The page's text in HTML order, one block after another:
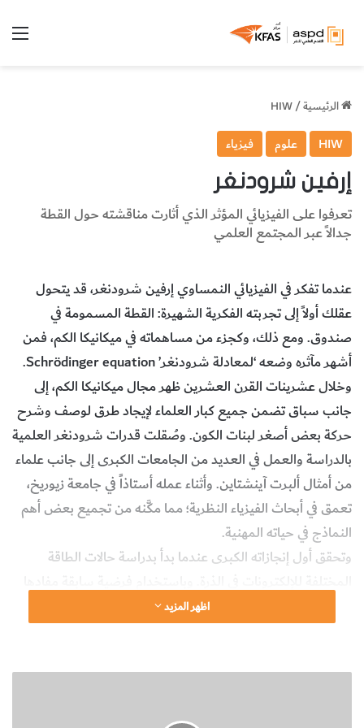
الرئيسية/
HIW
HIW علوم فيزياء
إرفين شرودنغر
تعرفوا على الفيزيائي المؤثر الذي أثارت مناقشته حول القطة
جدالاً عبر المجتمع العلمي
عندما تفكر في الفيزيائي النمساوي إرفين شرودنغر، قد يتحول
عقلك أولاً إلى تجربته الفكرية الشهيرة: القطة المسمومة في
صندوق. ومع ذلك، وكجزء من مساهماته في ميكانيكا الكم، فمن
أشهر مآثره وضعه ‘لمعادلة شرودنغر’ Schrödinger equation.
وخلال عشرينات القرن العشرين ظهر مجال ميكانيكا الكم، إلى
جانب سباق تضمن جميع كبار العلماء لإيجاد طرق لوصف وشرح
حركة بعض أصغر لبنات الكون. وصُقلت قدرات شرودنغر العلمية
بالدراسة والعمل في العديد من الجامعات الكبرى إلى جانب علماء
من أمثال ألبرت آينشتاين. وأثناء عمله أستاذاً في جامعة زيوريخ،
تعمق في أبحاث الفيزياء النظرية؛ مما مكَّنه من تجميع بعض أهم
النماذج في حياته المهنية.
وتحقق أول إنجازاته الكبرى عندما بدأ بدراسة حالات الطاقة
أن الجزيئات في ذرة تتحرك في موجات – على غرار حركة الموجات
الضوئية – كان شرودنغر أول من نظَّم تلك البيانات في معادلة
للحركة من حيث أهميتها لميكانيكا الكم.
اظهر المزيد